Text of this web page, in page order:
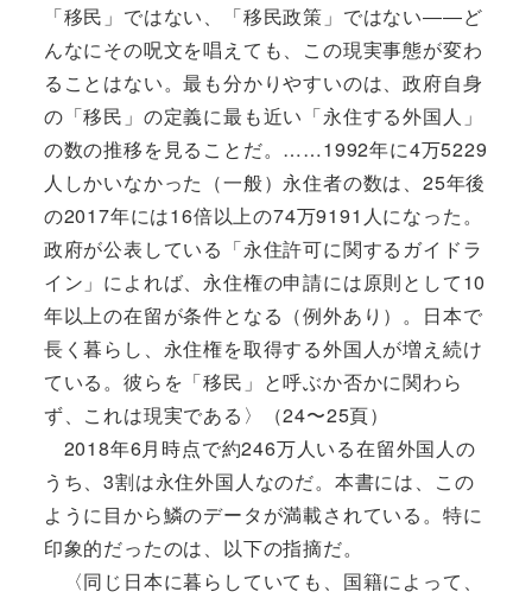
「移民」ではない、「移民政策」ではない――ど
んなにその呪文を唱えても、この現実事態が変わ
ることはない。最も分かりやすいのは、政府自身
の「移民」の定義に最も近い「永住する外国人」
の数の推移を見ることだ。……1992年に4万5229
人しかいなかった（一般）永住者の数は、25年後
の2017年には16倍以上の74万9191人になった。
政府が公表している「永住許可に関するガイドラ
イン」によれば、永住権の申請には原則として10
年以上の在留が条件となる（例外あり）。日本で
長く暮らし、永住権を取得する外国人が増え続け
ている。彼らを「移民」と呼ぶか否かに関わら
ず、これは現実である〉（24〜25頁）
2018年6月時点で約246万人いる在留外国人の
うち、3割は永住外国人なのだ。本書には、この
ように目から鱗のデータが満載されている。特に
印象的だったのは、以下の指摘だ。
〈同じ日本に暮らしていても、国籍によって、